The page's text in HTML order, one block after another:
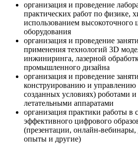
организация и проведение
практических работ по физике,
использованием высокоточного
оборудования
организация и проведение
применения технологий 3D
инжиниринга, лазерной
промышленного дизайна
организация и проведение
конструированию и управлению
созданных условиях) роботами
летательными аппаратами
организация практики работы в
эффективного цифрового
(презентации, онлайн-
опыты и другие)